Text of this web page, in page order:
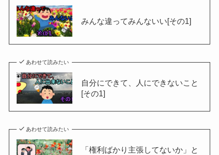
みんな違ってみんないい[その1]
あわせて読みたい
自分にできて、人にできないこと
[その1]
あわせて読みたい
「権利ばかり主張してないか」と